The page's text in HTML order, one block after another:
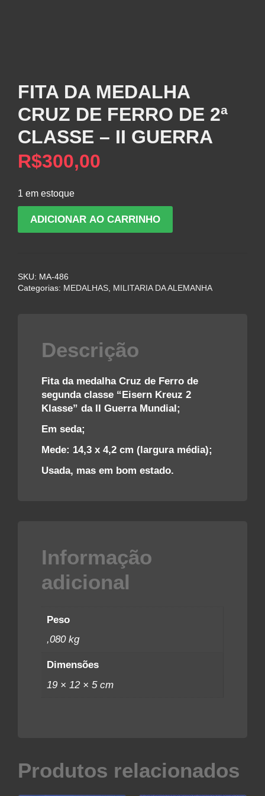
FITA DA MEDALHA
CRUZ DE FERRO DE 2ª
CLASSE – II GUERRA
R$300,00
1 em estoque
FERRO
DE
quantidade
ADICIONAR AO CARRINHO
SKU: MA-486
Categorias: MEDALHAS, MILITARIA DA ALEMANHA
Descrição
Fita da medalha Cruz de Ferro de
segunda classe “Eisern Kreuz 2
Klasse” da II Guerra Mundial;
Em seda;
Mede: 14,3 x 4,2 cm (largura média);
Usada, mas em bom estado.
Informação
adicional
Peso
,080 kg
Dimensões
19 × 12 × 5 cm
Produtos relacionados